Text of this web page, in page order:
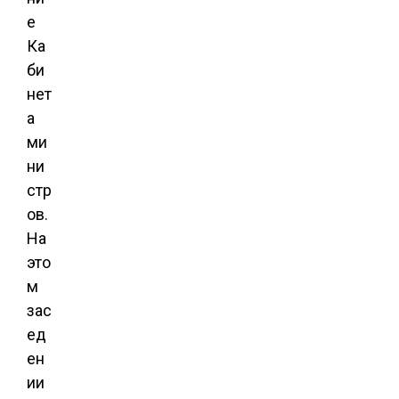
е
Ка
би
нет
а
ми
ни
стр
ов.
На
это
м
зас
ед
ен
ии